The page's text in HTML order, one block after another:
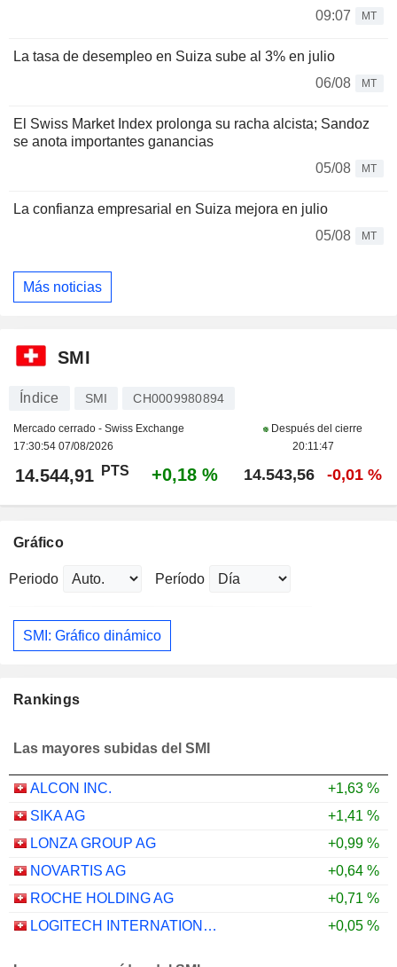
09:07
MT
La tasa de desempleo en Suiza sube al 3% en julio
06/08
MT
El Swiss Market Index prolonga su racha alcista; Sandoz
se anota importantes ganancias
05/08
MT
La confianza empresarial en Suiza mejora en julio
05/08
MT
Más noticias
SMI
Índice SMI CH0009980894
Mercado cerrado - Swiss Exchange
17:30:54 07/08/2026
Después del cierre
20:11:47
14.544,91 PTS +0,18 % 14.543,56 -0,01 %
Gráfico
Periodo Período
SMI: Gráfico dinámico
Rankings
Las mayores subidas del SMI
ALCON INC.
+1,63 %
SIKA AG
+1,41 %
LONZA GROUP AG
+0,99 %
NOVARTIS AG
+0,64 %
ROCHE HOLDING AG
+0,71 %
LOGITECH INTERNATIONAL S.A.
+0,05 %